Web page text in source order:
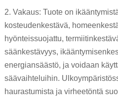
2. Vakaus: Tuote on
kosteudenkestävä,
hyönteissuojattu,
säänkestävyys,
energiansäästö, ja voidaan
säävaihteluihin.
haurastumista ja virheetöntä